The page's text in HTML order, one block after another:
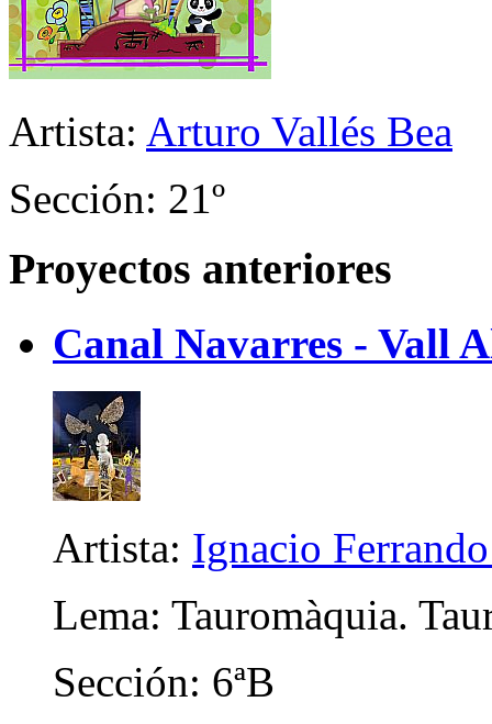
Artista: Arturo Vallés Bea
Sección: 21º
Proyectos anteriores
Canal Navarres - Vall
Artista: Ignacio
Lema: Tauromàquia.
Sección: 6ªB